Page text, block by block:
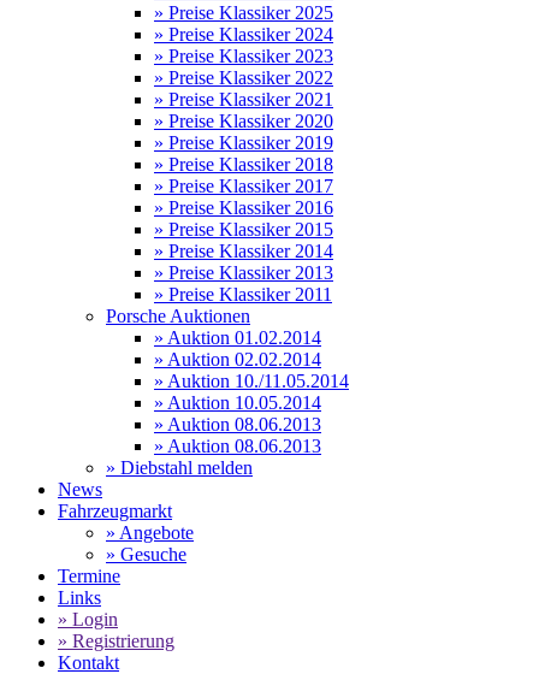
» Preise Klassiker 2025
» Preise Klassiker 2024
» Preise Klassiker 2023
» Preise Klassiker 2022
» Preise Klassiker 2021
» Preise Klassiker 2020
» Preise Klassiker 2019
» Preise Klassiker 2018
» Preise Klassiker 2017
» Preise Klassiker 2016
» Preise Klassiker 2015
» Preise Klassiker 2014
» Preise Klassiker 2013
» Preise Klassiker 2011
Porsche Auktionen
» Auktion 01.02.2014
» Auktion 02.02.2014
» Auktion 10./11.05.2014
» Auktion 10.05.2014
» Auktion 08.06.2013
» Auktion 08.06.2013
» Diebstahl melden
News
Fahrzeugmarkt
» Angebote
» Gesuche
Termine
Links
» Login
» Registrierung
Kontakt